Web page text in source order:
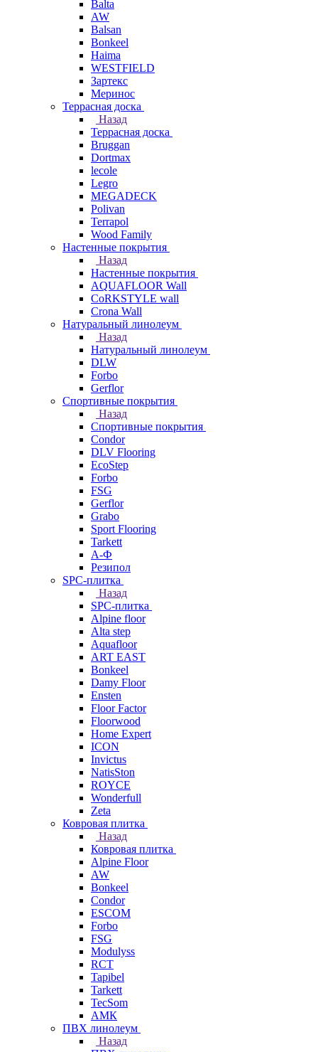
Balta
AW
Balsan
Bonkeel
Haima
WESTFIELD
Зартекс
Меринос
Террасная доска
Назад
Террасная доска
Bruggan
Dortmax
lecole
Legro
MEGADECK
Polivan
Terrapol
Wood Family
Настенные покрытия
Назад
Настенные покрытия
AQUAFLOOR Wall
CoRKSTYLE wall
Crona Wall
Натуральный линолеум
Назад
Натуральный линолеум
DLW
Forbo
Gerflor
Спортивные покрытия
Назад
Спортивные покрытия
Condor
DLV Flooring
EcoStep
Forbo
FSG
Gerflor
Grabo
Sport Flooring
Tarkett
А-Ф
Резипол
SPC-плитка
Назад
SPC-плитка
Alpine floor
Alta step
Aquafloor
ART EAST
Bonkeel
Damy Floor
Ensten
Floor Factor
Floorwood
Home Expert
ICON
Invictus
NatisSton
ROYCE
Wonderfull
Zeta
Ковровая плитка
Назад
Ковровая плитка
Alpine Floor
AW
Bonkeel
Condor
ESCOM
Forbo
FSG
Modulyss
RCT
Tapibel
Tarkett
TecSom
АМК
ПВХ линолеум
Назад